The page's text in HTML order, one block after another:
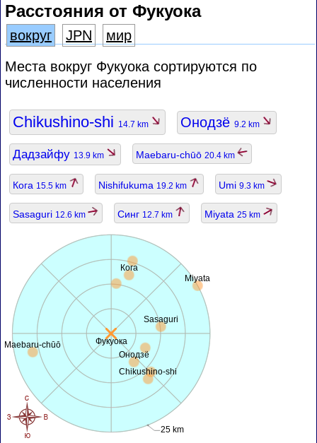
Расстояния от Фукуока
вокруг JPN
мир
Места вокруг Фукуока сортируются по
численности населения
Chikushino-shi 14.7 km Онодзё 9.2 km
Дадзайфу 13.9 km Maebaru-chūō 20.4 km
Кога 15.5 km Nishifukuma 19.2 km Umi 9.3 km
Sasaguri 12.6 km Синг 12.7 km Miyata 25 km
Фукуока
25 km
Chikushino-shi
Онодзё
Maebaru-chūō
Кога
Sasaguri
Miyata